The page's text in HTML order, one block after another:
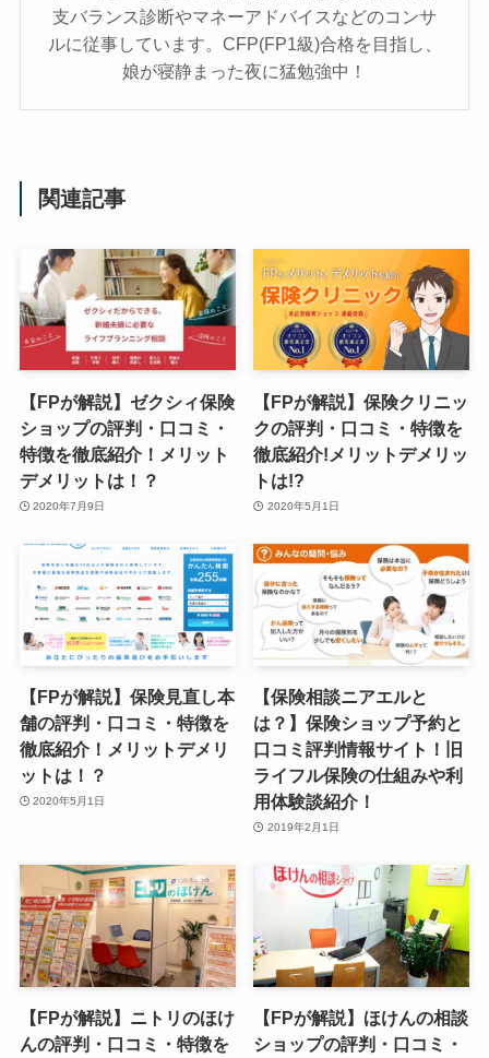
支バランス診断やマネーアドバイスなどのコンサ
ルに従事しています。CFP(FP1級)合格を目指し、
娘が寝静まった夜に猛勉強中！
関連記事
【FPが解説】ゼクシィ保険
ショップの評判・口コミ・
特徴を徹底紹介！メリット
デメリットは！？
2020年7月9日
【FPが解説】保険クリニッ
クの評判・口コミ・特徴を
徹底紹介!メリットデメリッ
トは!?
2020年5月1日
【FPが解説】保険見直し本
舗の評判・口コミ・特徴を
徹底紹介！メリットデメリ
ットは！？
2020年5月1日
【保険相談ニアエルと
は？】保険ショップ予約と
口コミ評判情報サイト！旧
ライフル保険の仕組みや利
用体験談紹介！
2019年2月1日
【FPが解説】ニトリのほけ
んの評判・口コミ・特徴を
【FPが解説】ほけんの相談
ショップの評判・口コミ・